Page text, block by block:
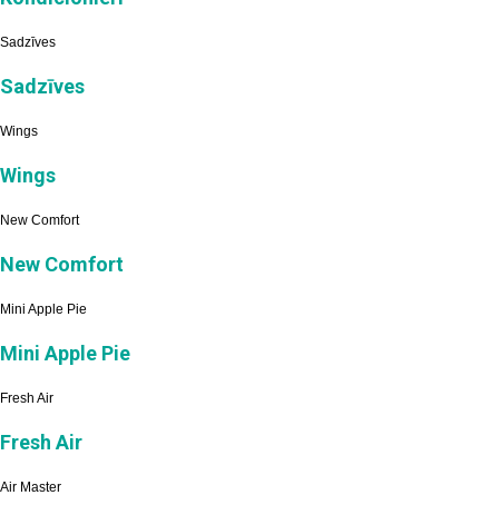
Sadzīves
Sadzīves
Wings
Wings
New Comfort
New Comfort
Mini Apple Pie
Mini Apple Pie
Fresh Air
Fresh Air
Air Master